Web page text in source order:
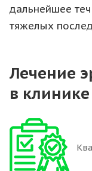
дальнейшее
тяжелых
Лечение
в